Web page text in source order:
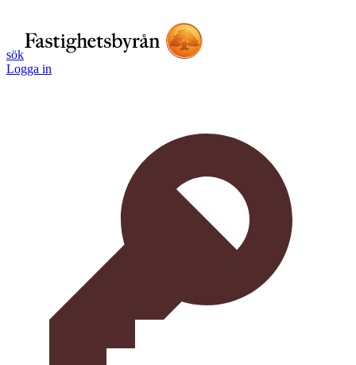
sök
Logga in